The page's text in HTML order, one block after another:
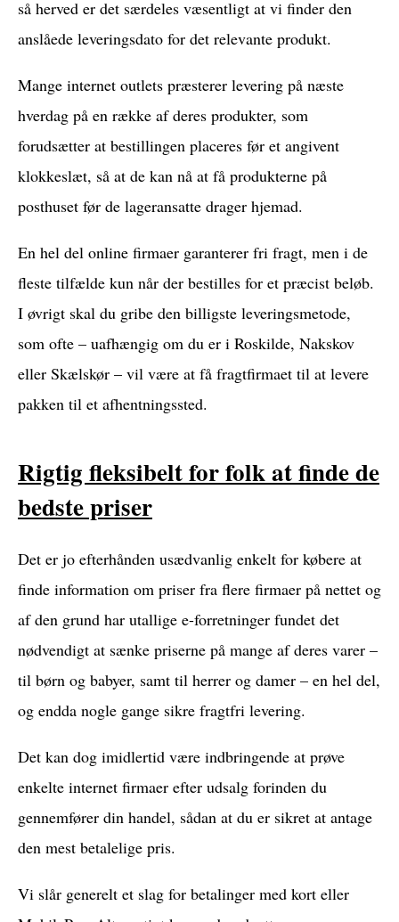
så herved er det særdeles væsentligt at vi finder den
anslåede leveringsdato for det relevante produkt.
Mange internet outlets præsterer levering på næste
hverdag på en række af deres produkter, som
forudsætter at bestillingen placeres før et angivent
klokkeslæt, så at de kan nå at få produkterne på
posthuset før de lageransatte drager hjemad.
En hel del online firmaer garanterer fri fragt, men i de
fleste tilfælde kun når der bestilles for et præcist beløb.
I øvrigt skal du gribe den billigste leveringsmetode,
som ofte – uafhængig om du er i Roskilde, Nakskov
eller Skælskør – vil være at få fragtfirmaet til at levere
pakken til et afhentningssted.
Rigtig fleksibelt for folk at finde de
bedste priser
Det er jo efterhånden usædvanlig enkelt for købere at
finde information om priser fra flere firmaer på nettet og
af den grund har utallige e-forretninger fundet det
nødvendigt at sænke priserne på mange af deres varer –
til børn og babyer, samt til herrer og damer – en hel del,
og endda nogle gange sikre fragtfri levering.
Det kan dog imidlertid være indbringende at prøve
enkelte internet firmaer efter udsalg forinden du
gennemfører din handel, sådan at du er sikret at antage
den mest betalelige pris.
Vi slår generelt et slag for betalinger med kort eller